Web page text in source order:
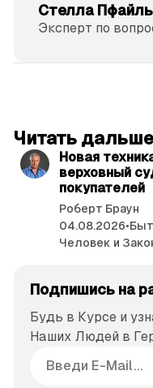
Стелла Пфайль
Эксперт по
Читать дальше
Новая
верховный
покупателей
Роберт Браун
04.08.2026•
Человек и
Подпишись на
Будь в Курсе и
Наших Людей в